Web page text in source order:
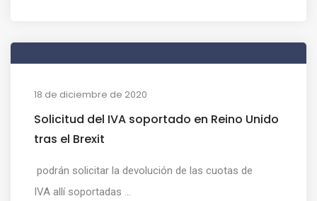
18 de diciembre de 2020
Solicitud del IVA soportado en Reino Unido
tras el Brexit
podrán solicitar la devolución de las cuotas de
IVA allí soportadas ...